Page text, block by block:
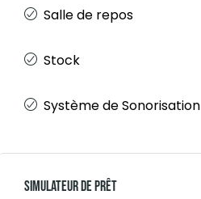
Salle de repos
Stock
Système de Sonorisation
Simulateur De Prêt